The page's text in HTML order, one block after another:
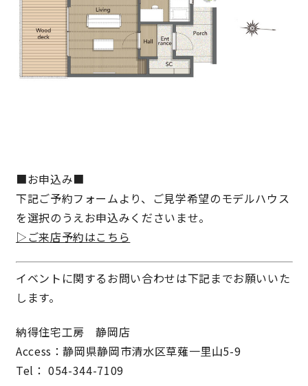
■お申込み■
下記ご予約フォームより、ご見学希望のモデルハウス
を選択のうえお申込みくださいませ。
▷ご来店予約はこちら
イベントに関するお問い合わせは下記までお願いいた
します。
納得住宅工房 静岡店
Access：静岡県静岡市清水区草薙一里山5-9
Tel： 054-344-7109